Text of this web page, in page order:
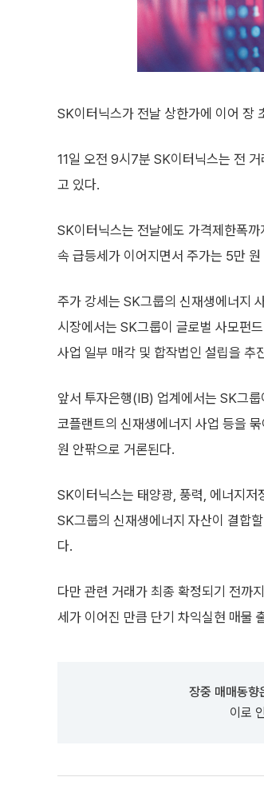
SK이터닉스가 전날 상한가에 이어 장
11일 오전 9시7분 SK이터닉스는 전
고 있다.
SK이터닉스는 전날에도 가격제한폭
속 급등세가 이어지면서 주가는 5만
주가 강세는 SK그룹의 신재생에너지
시장에서는 SK그룹이 글로벌 사모펀
사업 일부 매각 및 합작법인 설립을 추
앞서 투자은행(IB) 업계에서는 SK그
코플랜트의 신재생에너지 사업 등을
원 안팎으로 거론된다.
SK이터닉스는 태양광, 풍력, 에너지
SK그룹의 신재생에너지 자산이 결합
다.
다만 관련 거래가 최종 확정되기 전까
세가 이어진 만큼 단기 차익실현 매물
장중 매매동향
이로